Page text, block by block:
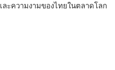
ะความงามของไทยในตลาดโลก